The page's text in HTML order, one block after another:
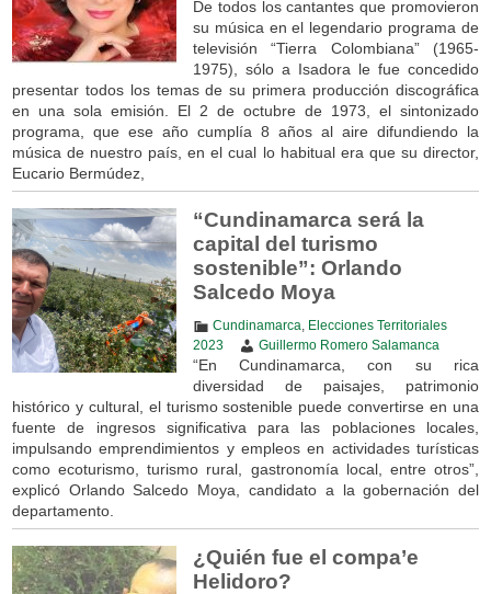
De todos los cantantes que promovieron
su música en el legendario programa de
televisión “Tierra Colombiana” (1965-
1975), sólo a Isadora le fue concedido
presentar todos los temas de su primera producción discográfica
en una sola emisión. El 2 de octubre de 1973, el sintonizado
programa, que ese año cumplía 8 años al aire difundiendo la
música de nuestro país, en el cual lo habitual era que su director,
Eucario Bermúdez,
“Cundinamarca será la
capital del turismo
sostenible”: Orlando
Salcedo Moya
Cundinamarca
Elecciones Territoriales
2023
Guillermo Romero Salamanca
“En Cundinamarca, con su rica
diversidad de paisajes, patrimonio
histórico y cultural, el turismo sostenible puede convertirse en una
fuente de ingresos significativa para las poblaciones locales,
impulsando emprendimientos y empleos en actividades turísticas
como ecoturismo, turismo rural, gastronomía local, entre otros”,
explicó Orlando Salcedo Moya, candidato a la gobernación del
departamento.
¿Quién fue el compa’e
Helidoro?